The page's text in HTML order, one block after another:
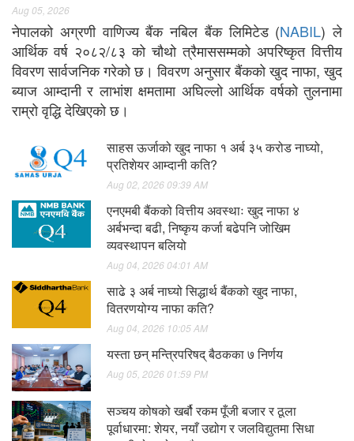
Aug 05, 2026
नेपालको अग्रणी वाणिज्य बैंक नबिल बैंक लिमिटेड (NABIL) ले
आर्थिक वर्ष २०८२/८३ को चौथो त्रैमाससम्मको अपरिष्कृत वित्तीय
विवरण सार्वजनिक गरेको छ। विवरण अनुसार बैंकको खुद नाफा, खुद
ब्याज आम्दानी र लाभांश क्षमतामा अघिल्लो आर्थिक वर्षको तुलनामा
राम्रो वृद्धि देखिएको छ।
साहस ऊर्जाको खुद नाफा १ अर्ब ३५ करोड नाघ्यो,
प्रतिशेयर आम्दानी कति?
Aug 02, 2026 09:39 AM
एनएमबी बैंकको वित्तीय अवस्थाः खुद नाफा ४
अर्बभन्दा बढी, निष्कृय कर्जा बढेपनि जोखिम
व्यवस्थापन बलियो
Aug 04, 2026 04:01 AM
साढे ३ अर्ब नाघ्यो सिद्धार्थ बैंकको खुद नाफा,
वितरणयोग्य नाफा कति?
Aug 04, 2026 10:05 AM
यस्ता छन् मन्त्रिपरिषद् बैठकका ७ निर्णय
Aug 05, 2026 01:59 PM
सञ्चय कोषको खर्बौ रकम पूँजी बजार र ठूला
पूर्वाधारमा: शेयर, नयाँ उद्योग र जलविद्युतमा सिधा